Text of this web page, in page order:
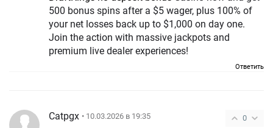
500 bonus spins after a $5 wager, plus 100% of
your net losses back up to $1,000 on day one.
Join the action with massive jackpots and
premium live dealer experiences!
Ответить
0
Catpgx • 10.03.2026 в 19:35